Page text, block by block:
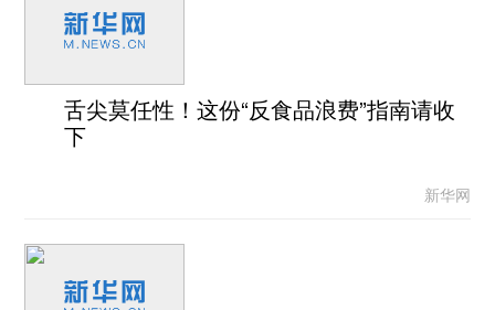
舌尖莫任性！这份“反食品浪费”指南请收
下
新华网